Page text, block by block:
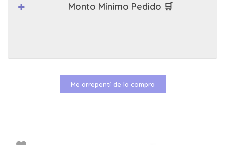
Monto Mínimo Pedido 🛒
Me arrepentí de la compra